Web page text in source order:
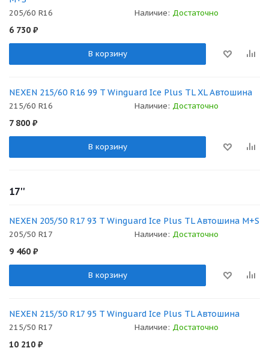
205/60 R16 Наличие: Достаточно
6 730 ₽
В корзину
NEXEN 215/60 R16 99 T Winguard Ice Plus TL XL Автошина
215/60 R16 Наличие: Достаточно
7 800 ₽
В корзину
17''
NEXEN 205/50 R17 93 T Winguard Ice Plus TL Автошина M+S
205/50 R17 Наличие: Достаточно
9 460 ₽
В корзину
NEXEN 215/50 R17 95 T Winguard Ice Plus TL Автошина
215/50 R17 Наличие: Достаточно
10 210 ₽